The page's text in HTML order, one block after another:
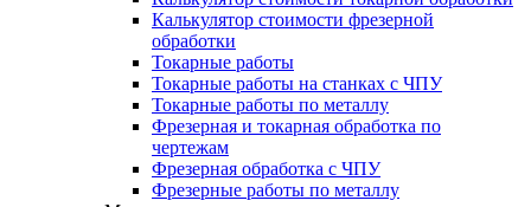
Калькулятор стоимости фрезерной
обработки
Токарные работы
Токарные работы на станках с ЧПУ
Токарные работы по металлу
Фрезерная и токарная обработка по
чертежам
Фрезерная обработка с ЧПУ
Фрезерные работы по металлу